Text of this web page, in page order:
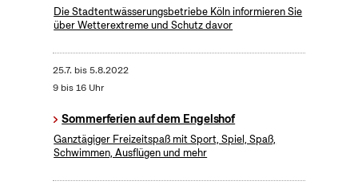
Die Stadtentwässerungsbetriebe Köln informieren Sie
über Wetterextreme und Schutz davor
25.7. bis5.8.2022
9 bis 16 Uhr
Sommerferien auf dem Engelshof
Ganztägiger Freizeitspaß mit Sport, Spiel, Spaß,
Schwimmen, Ausflügen und mehr